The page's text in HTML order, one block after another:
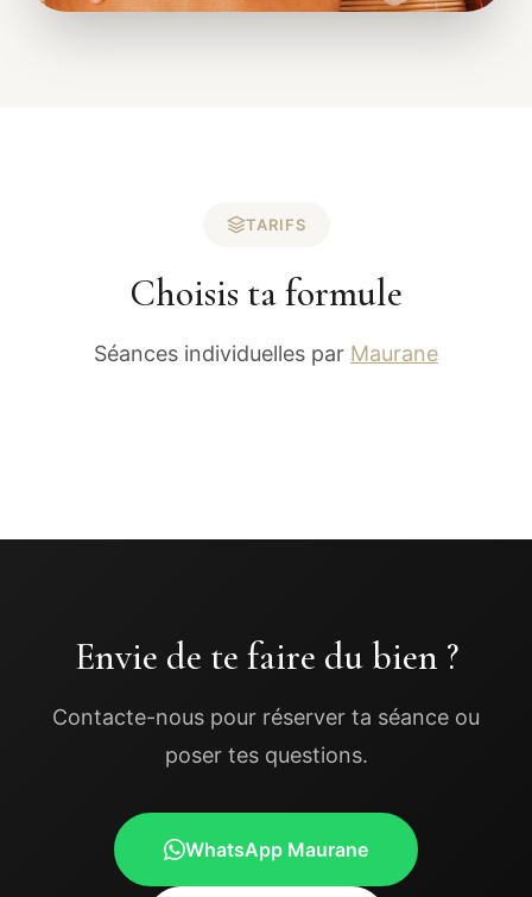
TARIFS
Choisis ta formule
Séances individuelles par Maurane
Envie de te faire du bien ?
Contacte-nous pour réserver ta séance ou
poser tes questions.
WhatsApp Maurane